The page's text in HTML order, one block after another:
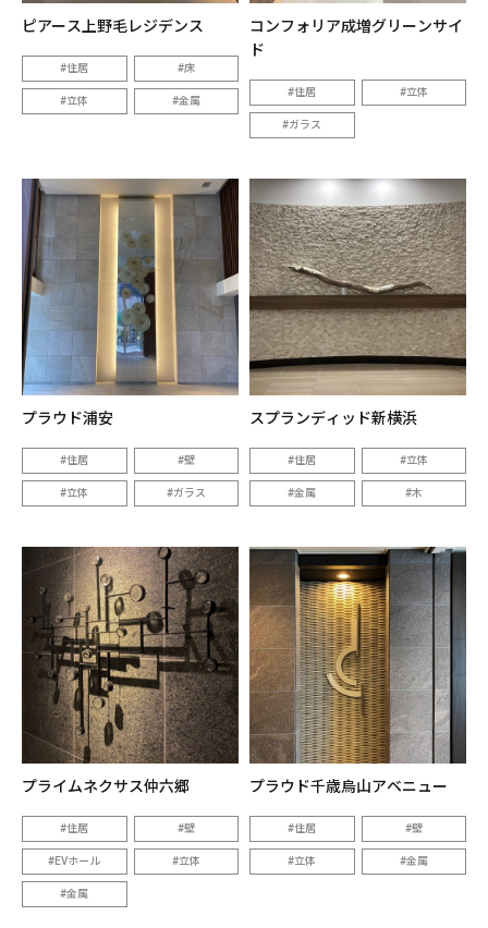
ピアース上野毛レジデンス
住居 床
立体 金属
コンフォリア成増グリーンサイ
ド
住居 立体
ガラス
プラウド浦安
住居 壁
立体 ガラス
スプランディッド新横浜
住居 立体
金属 木
プライムネクサス仲六郷
住居 壁
EVホール 立体
金属
プラウド千歳烏山アベニュー
住居 壁
立体 金属